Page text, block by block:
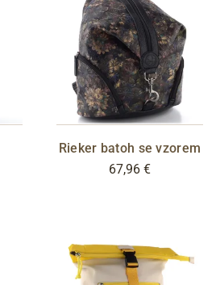
Rieker batoh se vzorem
67,96 €